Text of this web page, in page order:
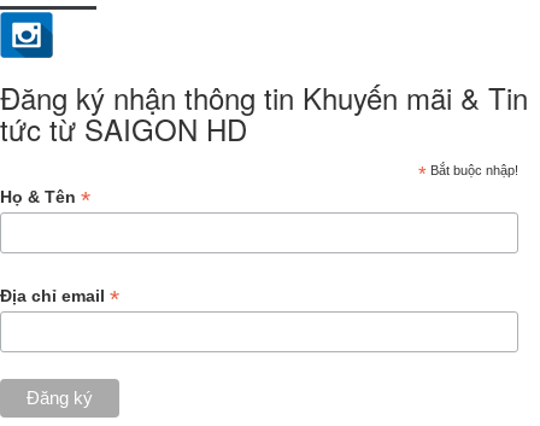
Đăng ký nhận thông tin Khuyến mãi & Tin
tức từ SAIGON HD
* Bắt buộc nhập!
Họ & Tên *
Địa chỉ email *